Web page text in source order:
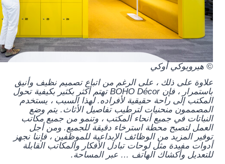
© هيرويوكي أوكي
علاوة على ذلك ، على الرغم من اتباع تصميم نظيف وأنيق
باستمرار ، فإن BOHO Décor تهتم أكثر بكثير بكيفية تحول
المكتب إلى راحة حقيقية لأفراده. لهذا السبب ، يستخدم
المصممون منحنيات لترطيب تفاصيل الأثاث. يتم وضع
النباتات في جميع أنحاء المكتب ، وتنمو من جميع مكاتب
العمل لتصبح محطة استرخاء دقيقة للجميع. ومن أجل
توفير المزيد من الوظائف الإبداعية للموظفين ، فإننا نجهز
أدوات مفيدة مثل لوحات تبادل الأفكار والمكاتب القابلة
للتعديل وأكشاك الهاتف … عبر المساحة.